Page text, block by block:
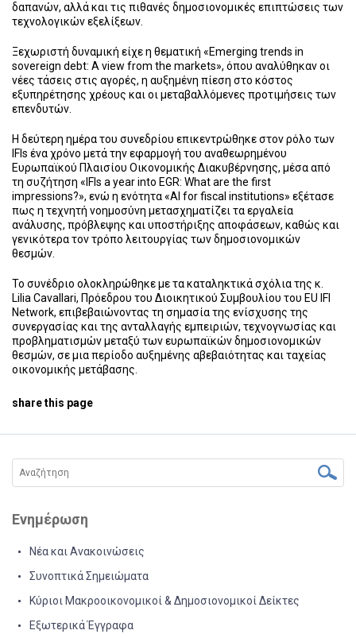
δαπανών, αλλά και τις πιθανές δημοσιονομικές επιπτώσεις των
τεχνολογικών εξελίξεων.
Ξεχωριστή δυναμική είχε η θεματική «Emerging trends in
sovereign debt: A view from the markets», όπου αναλύθηκαν οι
νέες τάσεις στις αγορές, η αυξημένη πίεση στο κόστος
εξυπηρέτησης χρέους και οι μεταβαλλόμενες προτιμήσεις των
επενδυτών.
Η δεύτερη ημέρα του συνεδρίου επικεντρώθηκε στον ρόλο των
IFIs ένα χρόνο μετά την εφαρμογή του αναθεωρημένου
Ευρωπαϊκού Πλαισίου Οικονομικής Διακυβέρνησης, μέσα από
τη συζήτηση «IFIs a year into EGR: What are the first
impressions?», ενώ η ενότητα «AI for fiscal institutions» εξέτασε
πως η τεχνητή νοημοσύνη μετασχηματίζει τα εργαλεία
ανάλυσης, πρόβλεψης και υποστήριξης αποφάσεων, καθώς και
γενικότερα τον τρόπο λειτουργίας των δημοσιονομικών
θεσμών.
Το συνέδριο ολοκληρώθηκε με τα καταληκτικά σχόλια της κ.
Lilia Cavallari, Πρόεδρου του Διοικητικού Συμβουλίου του EU IFI
Network, επιβεβαιώνοντας τη σημασία της ενίσχυσης της
συνεργασίας και της ανταλλαγής εμπειριών, τεχνογνωσίας και
προβληματισμών μεταξύ των ευρωπαϊκών δημοσιονομικών
θεσμών, σε μια περίοδο αυξημένης αβεβαιότητας και ταχείας
οικονομικής μετάβασης.
share this page
Ενημέρωση
Νέα και Ανακοινώσεις
Συνοπτικά Σημειώματα
Κύριοι Μακροοικονομικοί & Δημοσιονομικοί Δείκτες
Εξωτερικά Έγγραφα